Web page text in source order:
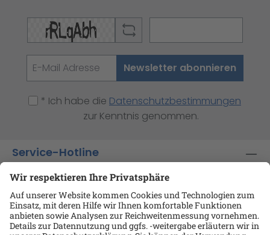
Newsletter abonnieren
* Ich habe die Datenschutzbestimmungen
zur Kenntnis genommen.
Service-Hotline
Shop-Service
Informationen